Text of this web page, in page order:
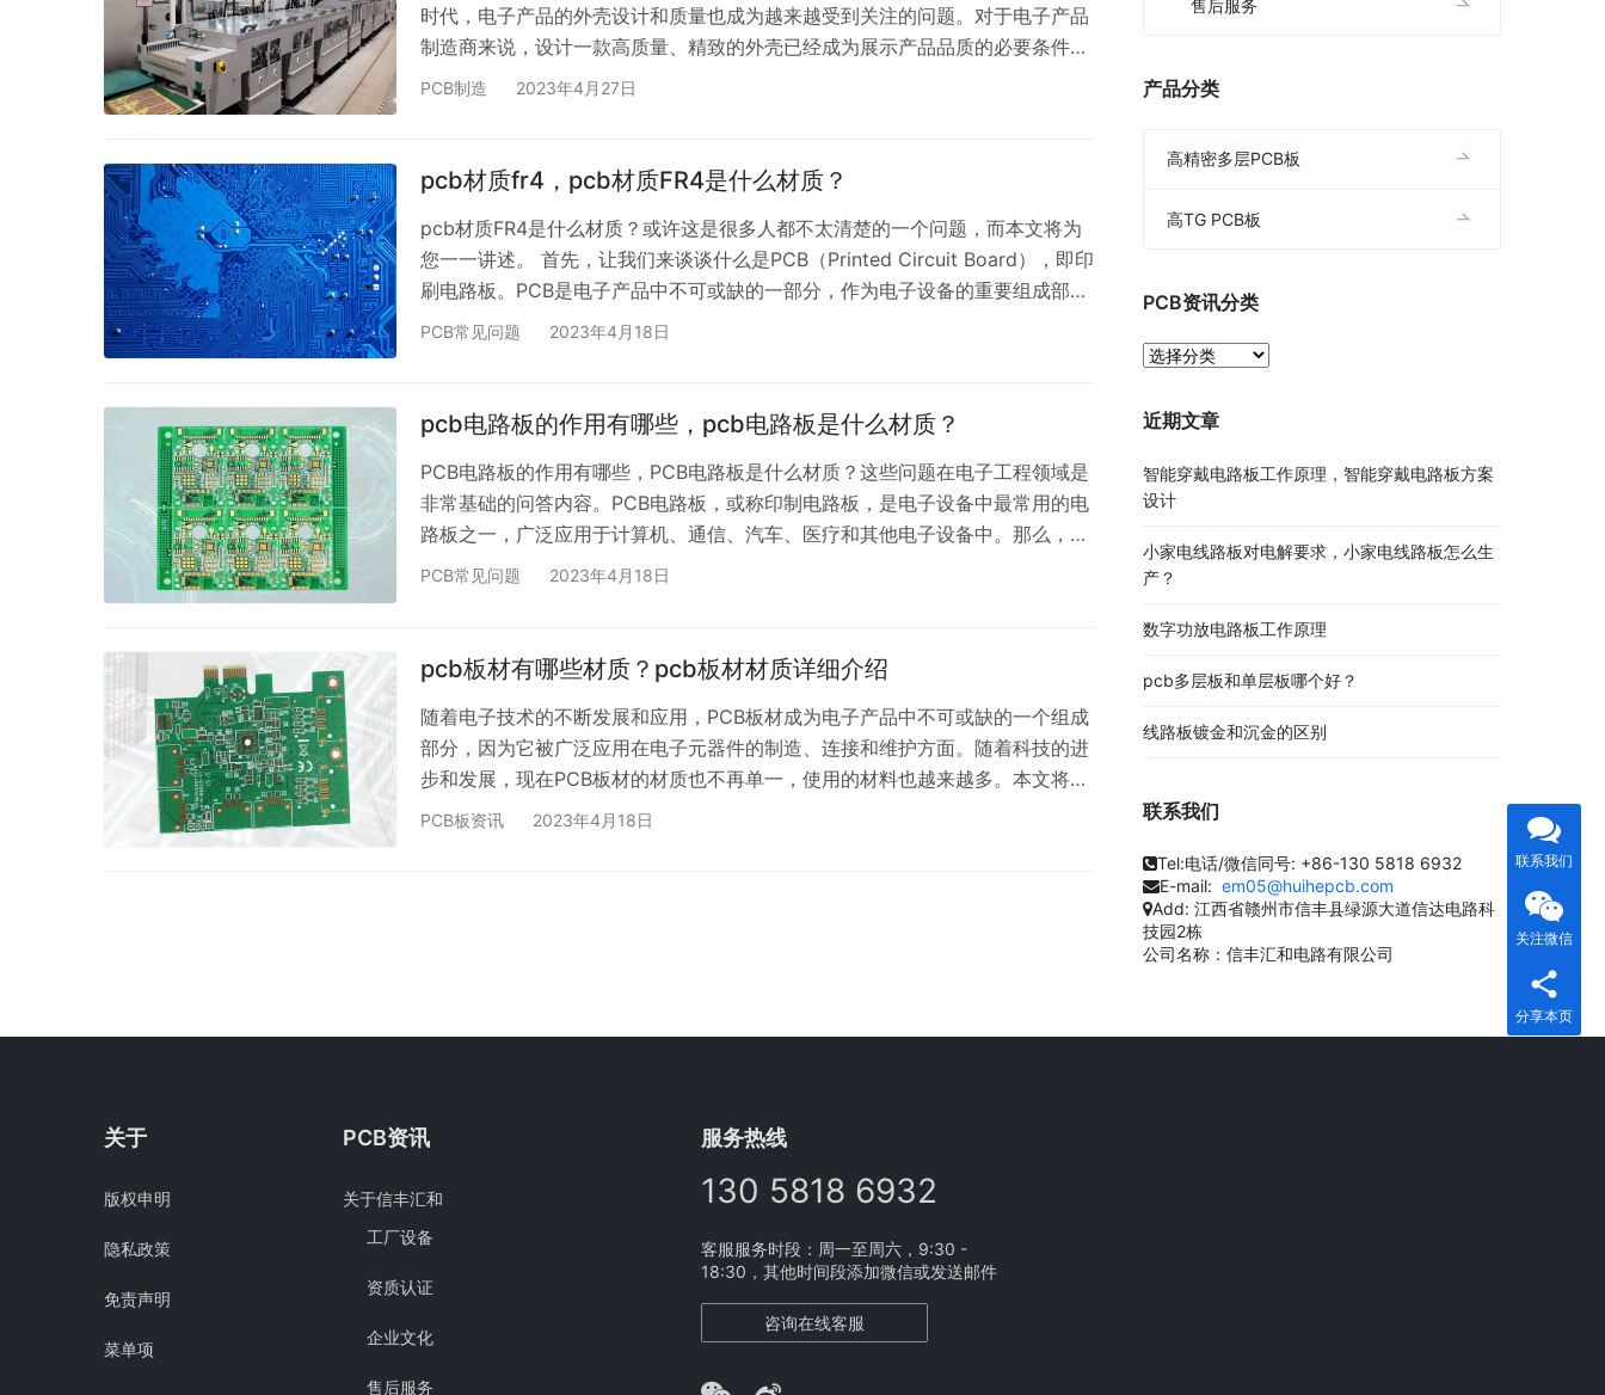
时代，电子产品的外壳设计和质量也成为越来越受到关注的问题。对于电子产品
制造商来说，设计一款高质量、精致的外壳已经成为展示产品品质的必要条件。
那么，如何选用最适合的材料和工艺来打造电子产品外壳呢？在这里，我们推荐
艺更加简化，自然价格也更经济实惠。单面板的厚度通常比较薄，适合制造基础
的PC…
PCB制造 2023年4月27日
pcb材质fr4，pcb材质FR4是什么材质？
pcb材质FR4是什么材质？或许这是很多人都不太清楚的一个问题，而本文将为
您一一讲述。 首先，让我们来谈谈什么是PCB（Printed Circuit Board），即印
刷电路板。PCB是电子产品中不可或缺的一部分，作为电子设备的重要组成部
分，主要是为了方便电路连接，简化电路设计，提高生产效率，降低成本等。 而
广泛应用，使用时间长、稳定性高、性价比高…
PCB常见问题 2023年4月18日
pcb电路板的作用有哪些，pcb电路板是什么材质？
PCB电路板的作用有哪些，PCB电路板是什么材质？这些问题在电子工程领域是
非常基础的问答内容。PCB电路板，或称印制电路板，是电子设备中最常用的电
路板之一，广泛应用于计算机、通信、汽车、医疗和其他电子设备中。那么，
PCB电路板的作用，以及PCB电路板的材质到底是什么呢？下面将详细介绍。
同的PCB电路板中，可以实现不同的电路功能，包括信号放大、数据处…
PCB常见问题 2023年4月18日
pcb板材有哪些材质？pcb板材材质详细介绍
随着电子技术的不断发展和应用，PCB板材成为电子产品中不可或缺的一个组成
部分，因为它被广泛应用在电子元器件的制造、连接和维护方面。随着科技的进
步和发展，现在PCB板材的材质也不再单一，使用的材料也越来越多。本文将会
详细介绍PCB板材的主要材质，以及它们的特点和用途。 1. FR4板 FR4板是最常
PCB板资讯 2023年4月18日
售后服务
产品分类
高精密多层PCB板
高TG PCB板
PCB资讯分类
PCB
分
近期文章
智能穿戴电路板工作原理，智能穿戴电路板方案
设计
小家电线路板对电解要求，小家电线路板怎么生
产？
数字功放电路板工作原理
pcb多层板和单层板哪个好？
线路板镀金和沉金的区别
联系我们
Tel:电话/微信同号: +86-130 5818 6932
E-mail: em05@huihepcb.com
Add: 江西省赣州市信丰县绿源大道信达电路科
技园2栋
公司名称：信丰汇和电路有限公司
关于
版权申明
隐私政策
免责声明
菜单项
PCB资讯
关于信丰汇和
工厂设备
资质认证
企业文化
售后服务
服务热线
130 5818 6932
客服服务时段：周一至周六，9:30 -
18:30，其他时间段添加微信或发送邮件
咨询在线客服
联系我们
关注微信
分享本页